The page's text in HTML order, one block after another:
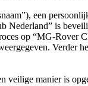
een
Nederland” is
op “MG-
Verder
manier is